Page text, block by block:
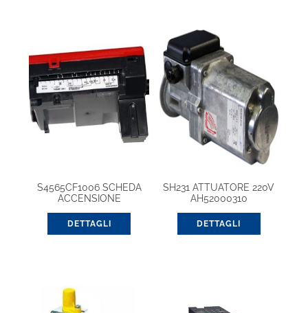
S4565CF1006 SCHEDA
ACCENSIONE
DETTAGLI
SH231 ATTUATORE 220V
AH52000310
DETTAGLI